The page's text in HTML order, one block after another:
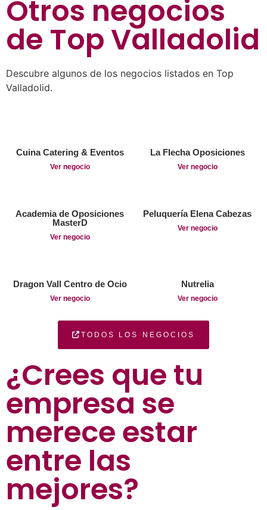
Otros negocios
de Top Valladolid
Descubre algunos de los negocios listados en Top
Valladolid.
Cuina Catering & Eventos
Ver negocio
La Flecha Oposiciones
Ver negocio
Academia de Oposiciones
MasterD
Ver negocio
Peluquería Elena Cabezas
Ver negocio
Dragon Vall Centro de Ocio
Ver negocio
Nutrelia
Ver negocio
TODOS LOS NEGOCIOS
¿Crees que tu
empresa se
merece estar
entre las
mejores?